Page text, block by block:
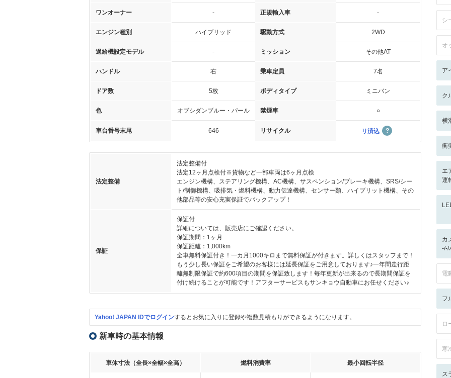
ワンオーナー - 正規輸入車 -
エンジン種別 ハイブリッド 駆動方式 2WD
過給機設定モデル - ミッション その他AT
ハンドル 右 乗車定員 7名
ドア数 5枚 ボディタイプ ミニバン
色 オブシダンブルー・パール 禁煙車 ○
車台番号末尾 646 リサイクル リ済込
法定整備
法定整備付
法定12ヶ月点検付※貨物など一部車両は6ヶ月点検
エンジン機構、ステアリング機構、AC機構、サスペンション/ブレーキ機構、SRS/シー
ト/制御機構、吸排気・燃料機構、動力伝達機構、センサー類、ハイブリット機構、その
他部品等の安心充実保証でバックアップ！
保証
保証付
詳細については、販売店にご確認ください。
保証期間：1ヶ月
保証距離：1,000km
全車無料保証付き！一カ月1000キロまで無料保証が付きます。詳しくはスタッフまで！
もう少し長い保証をご希望のお客様には延長保証をご用意しております♪一年間走行距
離無制限保証で約600項目の期間を保証致します！毎年更新が出来るので長期間保証を
付け続けることが可能です！アフターサービスもサンキョウ自動車にお任せください♪
Yahoo! JAPAN IDでログインするとお気に入りに登録や複数見積もりができるようになります。
新車時の基本情報
車体寸法（全長×全幅×全高） 燃料消費率 最小回転半径
シ
オ
ア
ク
横
衝
エ
運
カ
-/-/
電
フ
ロ
寒
ス